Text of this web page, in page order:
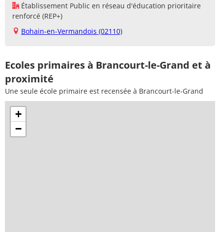
Établissement Public en réseau d'éducation prioritaire
renforcé (REP+)
Bohain-en-Vermandois (02110)
Ecoles primaires à Brancourt-le-Grand et à
proximité
Une seule école primaire est recensée à Brancourt-le-Grand
+
−